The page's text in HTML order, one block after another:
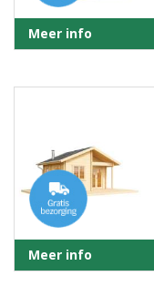
Meer info
Meer info